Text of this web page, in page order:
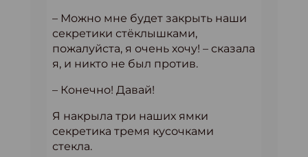
– Можно мне будет закрыть наши
секретики стёклышками,
пожалуйста, я очень хочу! – сказала
я, и никто не был против.
– Конечно! Давай!
Я накрыла три наших ямки
секретика тремя кусочками
стекла.